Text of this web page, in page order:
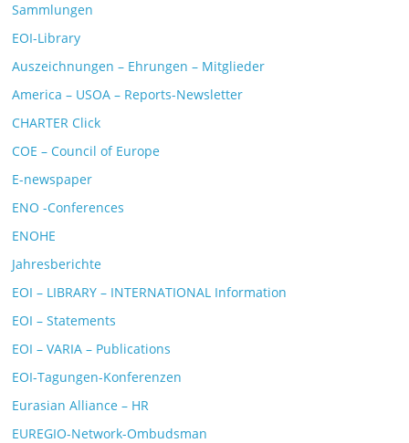
Sammlungen
EOI-Library
Auszeichnungen – Ehrungen – Mitglieder
America – USOA – Reports-Newsletter
CHARTER Click
COE – Council of Europe
E-newspaper
ENO -Conferences
ENOHE
Jahresberichte
EOI – LIBRARY – INTERNATIONAL Information
EOI – Statements
EOI – VARIA – Publications
EOI-Tagungen-Konferenzen
Eurasian Alliance – HR
EUREGIO-Network-Ombudsman